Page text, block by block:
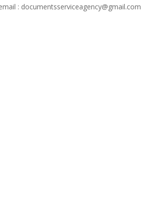
: documentsserviceagency@gmail.com